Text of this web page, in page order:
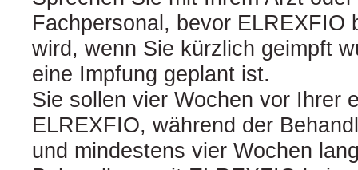
Fachpersonal, bevor ELREXFIO
wird, wenn Sie kürzlich geimpft
eine Impfung geplant ist.
Sie sollen vier Wochen vor Ihrer
ELREXFIO, während der
und mindestens vier Wochen